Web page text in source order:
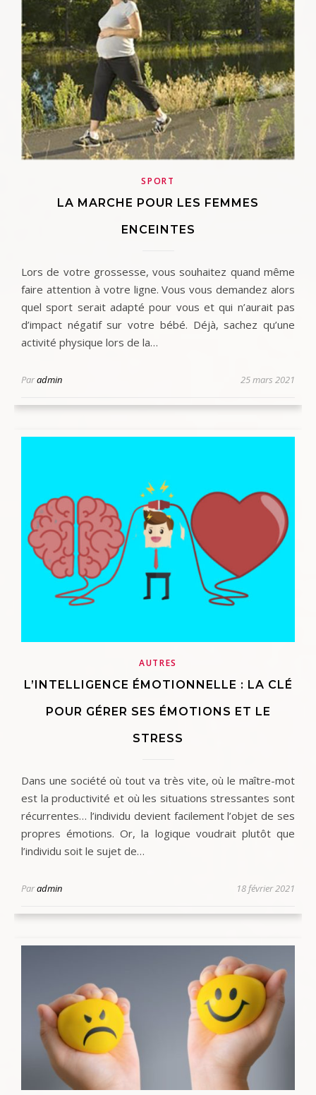
SPORT
LA MARCHE POUR LES FEMMES
ENCEINTES
Lors de votre grossesse, vous souhaitez quand même
faire attention à votre ligne. Vous vous demandez alors
quel sport serait adapté pour vous et qui n’aurait pas
d’impact négatif sur votre bébé. Déjà, sachez qu’une
activité physique lors de la…
Paradmin 25 mars 2021
AUTRES
L’INTELLIGENCE ÉMOTIONNELLE : LA CLÉ
POUR GÉRER SES ÉMOTIONS ET LE
STRESS
Dans une société où tout va très vite, où le maître-mot
est la productivité et où les situations stressantes sont
récurrentes… l’individu devient facilement l’objet de ses
propres émotions. Or, la logique voudrait plutôt que
l’individu soit le sujet de…
Paradmin 18 février 2021